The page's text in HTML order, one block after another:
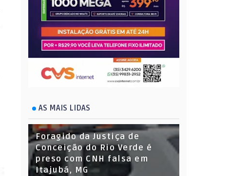
AS MAIS LIDAS
Foragido da Justiça de
Conceição do Rio Verde é
preso com CNH falsa em
Itajubá, MG